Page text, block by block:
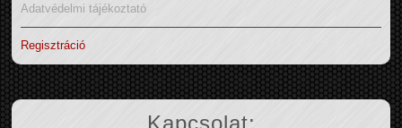
Adatvédelmi tájékoztató
Regisztráció